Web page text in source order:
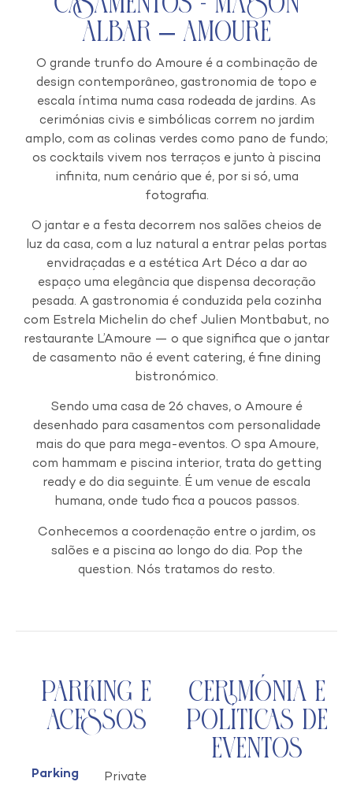
Albar – Amoure
O grande trunfo do Amoure é a combinação de
design contemporâneo, gastronomia de topo e
escala íntima numa casa rodeada de jardins. As
cerimónias civis e simbólicas correm no jardim
amplo, com as colinas verdes como pano de fundo;
os cocktails vivem nos terraços e junto à piscina
infinita, num cenário que é, por si só, uma
fotografia.
O jantar e a festa decorrem nos salões cheios de
luz da casa, com a luz natural a entrar pelas portas
envidraçadas e a estética Art Déco a dar ao
espaço uma elegância que dispensa decoração
pesada. A gastronomia é conduzida pela cozinha
com Estrela Michelin do chef Julien Montbabut, no
restaurante L’Amoure — o que significa que o jantar
de casamento não é event catering, é fine dining
bistronómico.
Sendo uma casa de 26 chaves, o Amoure é
desenhado para casamentos com personalidade
mais do que para mega-eventos. O spa Amoure,
com hammam e piscina interior, trata do getting
ready e do dia seguinte. É um venue de escala
humana, onde tudo fica a poucos passos.
Conhecemos a coordenação entre o jardim, os
salões e a piscina ao longo do dia. Pop the
question. Nós tratamos do resto.
Parking e
Acessos
Parking
Private
Cerimónia e
Políticas de
Eventos